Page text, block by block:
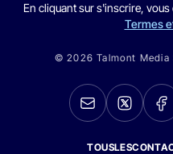
En cliquant sur s'inscrire,
Termes
© 2026 Talmont